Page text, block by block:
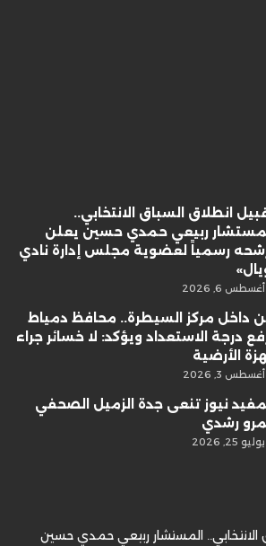
انطلاق السباق الانتخابي..
ربيعي حمدي حسين يعلن
رسمياً لعضوية مجلس إدارة نادي
أغسطس 6, 2026
داخل مركز السيطرة.. محافظ دمياط
درجة الاستعداد ويؤكد: لا خسائر جراء
الأرضية
أغسطس 3, 2026
نيوز تنعى جدة الزميل الصحفي
رشدي
يوليو 25, 2026
الانتخابي.. المستشار ربيعي حمدي حسين